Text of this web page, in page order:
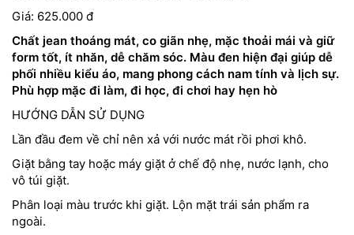
Giá: 625.000 đ
Chất jean thoáng mát, co giãn nhẹ, mặc thoải mái và giữ
form tốt, ít nhăn, dễ chăm sóc. Màu đen hiện đại giúp dễ
phối nhiều kiểu áo, mang phong cách nam tính và lịch sự.
Phù hợp mặc đi làm, đi học, đi chơi hay hẹn hò
HƯỚNG DẪN SỬ DỤNG
Lần đầu đem về chỉ nên xả với nước mát rồi phơi khô.
Giặt bằng tay hoặc máy giặt ở chế độ nhẹ, nước lạnh, cho
vô túi giặt.
Phân loại màu trước khi giặt. Lộn mặt trái sản phẩm ra
ngoài.